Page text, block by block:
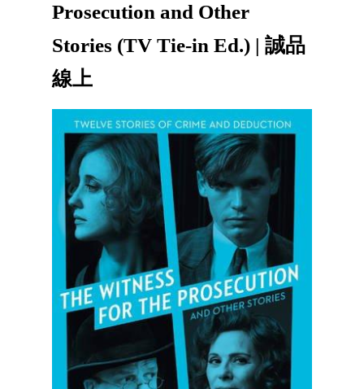
Prosecution and Other
Stories (TV Tie-in Ed.) | 誠品
線上